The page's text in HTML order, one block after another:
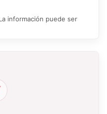
información puede ser